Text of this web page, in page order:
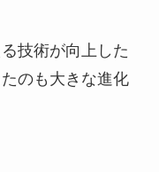
技術が向上した
のも大きな進化